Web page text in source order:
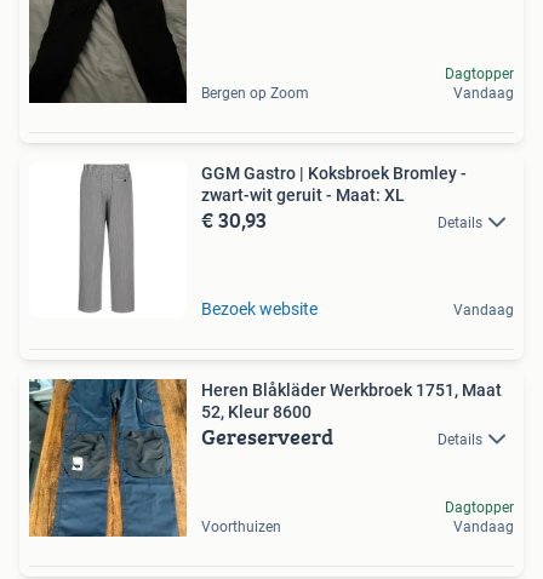
Bergen op Zoom
Dagtopper
Vandaag
GGM Gastro | Koksbroek Bromley -
zwart-wit geruit - Maat: XL
€ 30,93 Details
Bezoek website Vandaag
Heren Blåkläder Werkbroek 1751, Maat
52, Kleur 8600
Gereserveerd Details
Voorthuizen
Dagtopper
Vandaag